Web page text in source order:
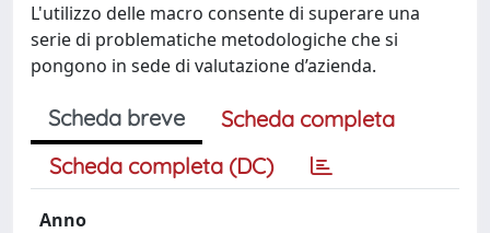
L'utilizzo delle macro consente di superare una
serie di problematiche metodologiche che si
pongono in sede di valutazione d’azienda.
Scheda breve
Scheda completa
Scheda completa (DC)
Anno